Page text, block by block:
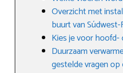
Overzicht met
buurt van Súdwest-
Kies je voor hoofd-
Duurzaam
gestelde vragen op